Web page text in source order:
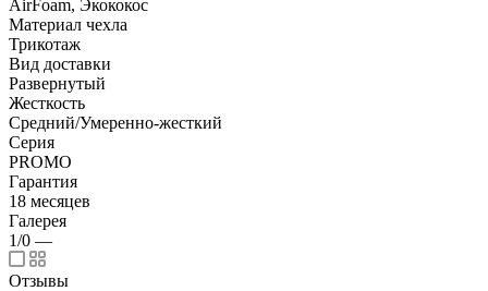
AirFoam, Экококос
Материал чехла
Трикотаж
Вид доставки
Развернутый
Жесткость
Средний/Умеренно-жесткий
Серия
PROMO
Гарантия
18 месяцев
Галерея
1/0 —
Отзывы